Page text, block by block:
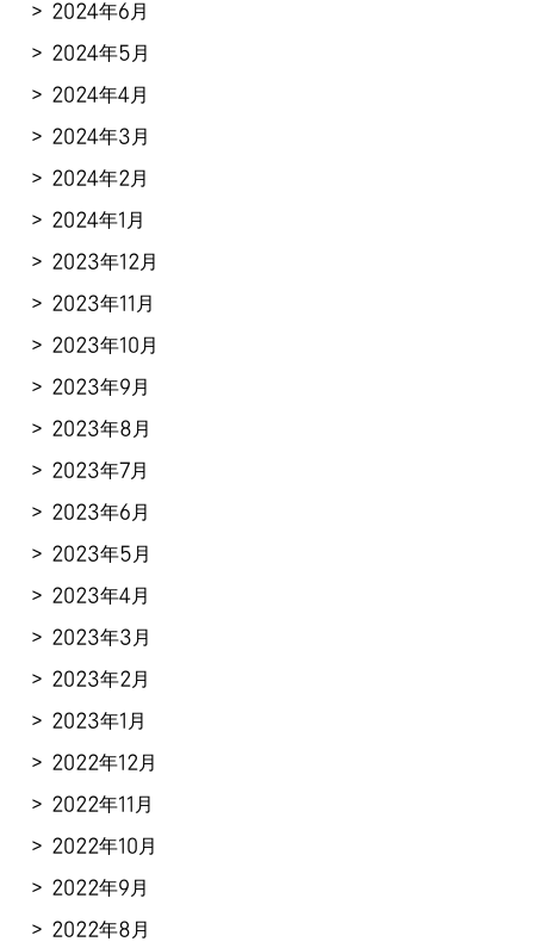
2024年6月
2024年5月
2024年4月
2024年3月
2024年2月
2024年1月
2023年12月
2023年11月
2023年10月
2023年9月
2023年8月
2023年7月
2023年6月
2023年5月
2023年4月
2023年3月
2023年2月
2023年1月
2022年12月
2022年11月
2022年10月
2022年9月
2022年8月